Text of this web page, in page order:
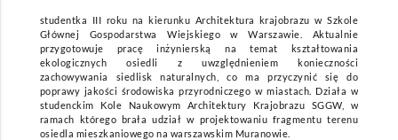
studentka III roku na kierunku Architektura krajobrazu w Szkole
Głównej Gospodarstwa Wiejskiego w Warszawie. Aktualnie
przygotowuje pracę inżynierską na temat kształtowania
ekologicznych osiedli z uwzględnieniem konieczności
zachowywania siedlisk naturalnych, co ma przyczynić się do
poprawy jakości środowiska przyrodniczego w miastach. Działa w
studenckim Kole Naukowym Architektury Krajobrazu SGGW, w
ramach którego brała udział w projektowaniu fragmentu terenu
osiedla mieszkaniowego na warszawskim Muranowie.